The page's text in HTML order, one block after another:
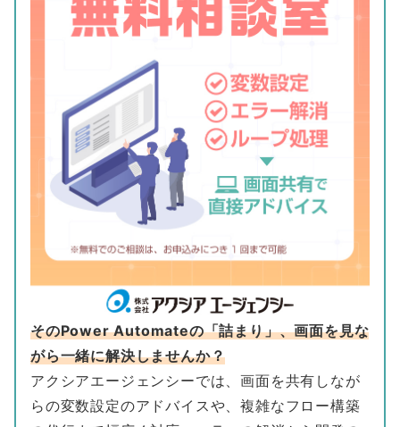
そのPower Automateの「詰まり」、画面を見な
がら一緒に解決しませんか？
アクシアエージェンシーでは、画面を共有しなが
らの変数設定のアドバイスや、複雑なフロー構築